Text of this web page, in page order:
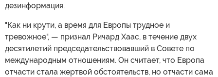
дезинформация.
"Как ни крути, а время для Европы трудное и
тревожное", — признал Ричард Хаас, в течение двух
десятилетий председательствовавший в Совете по
международным отношениям. Он считает, что Европа
отчасти стала жертвой обстоятельств, но отчасти сама